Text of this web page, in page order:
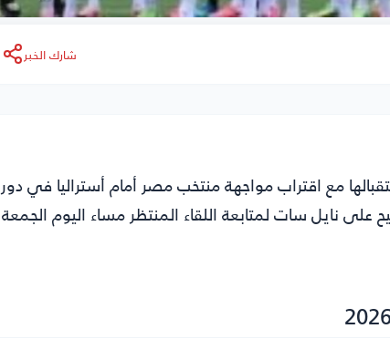
شارك الخبر
مع اقتراب مواجهة منتخب مصر أمام أستراليا في دور
التردد الصحيح على نايل سات لمتابعة اللقاء المنتظر مساء اليوم الجمعة